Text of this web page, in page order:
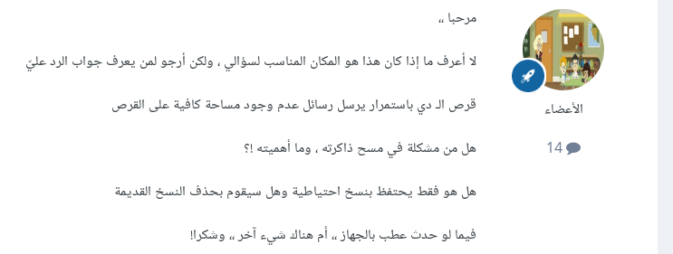
الأعضاء
مرحبا ،،
لا أعرف ما إذا كان هذا هو المكان المناسب لسؤالي ، ولكن أرجو لمن يعرف جواب الرد عليّ
قرص الـ دي باستمرار يرسل رسائل عدم وجود مساحة كافية على القرص
هل من مشكلة في مسح ذاكرته ، وما أهميته !؟
هل هو فقط يحتفظ بنسخ احتياطية وهل سيقوم بحذف النسخ القديمة
فيما لو حدث عطب بالجهاز ،، أم هناك شيء آخر ،، وشكرا!